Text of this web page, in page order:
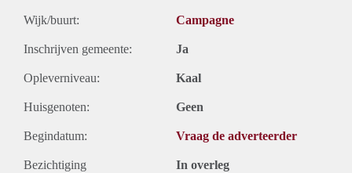
Wijk/buurt: Campagne
Inschrijven gemeente: Ja
Opleverniveau: Kaal
Huisgenoten: Geen
Begindatum: Vraag de adverteerder
Bezichtiging In overleg